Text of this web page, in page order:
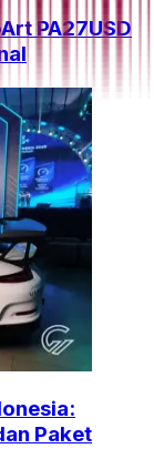
PA27USD
Paket